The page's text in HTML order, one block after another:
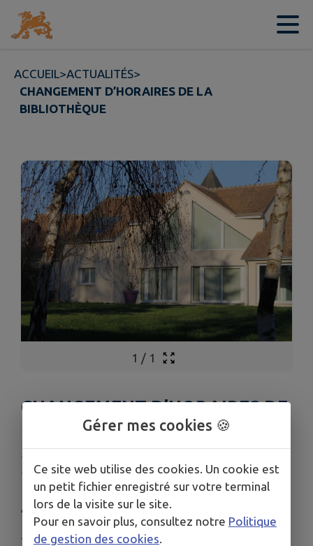
Contenu
ACCUEIL>ACTUALITÉS>
CHANGEMENT D’HORAIRES DE LA
BIBLIOTHÈQUE
1 / 1
CHANGEMENT D’HORAIRES DE
LA BIBLIOTHÈQUE
Publié le lundi 01 septembre 2025 - Champigny-en-
Beauce
Attention la bibliothèque change ses horaires :
- le mercredi de 10 h à 12 h
Gérer mes cookies 🍪
Ce site web utilise des cookies. Un cookie est
un petit fichier enregistré sur votre terminal
lors de la visite sur le site.
Pour en savoir plus, consultez notre Politique
de gestion des cookies